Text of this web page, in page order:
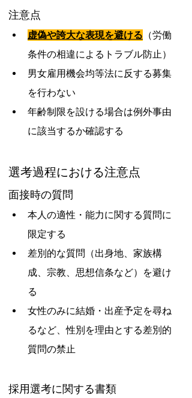
注意点
虚偽や誇大な表現を避ける （労働
条件の相違によるトラブル防止）
男女雇用機会均等法に反する募集
を行わない
年齢制限を設ける場合は例外事由
に該当するか確認する
選考過程における注意点
面接時の質問
本人の適性・能力に関する質問に
限定する
差別的な質問（出身地、家族構
成、宗教、思想信条など）を避け
る
女性のみに結婚・出産予定を尋ね
るなど、性別を理由とする差別的
質問の禁止
採用選考に関する書類